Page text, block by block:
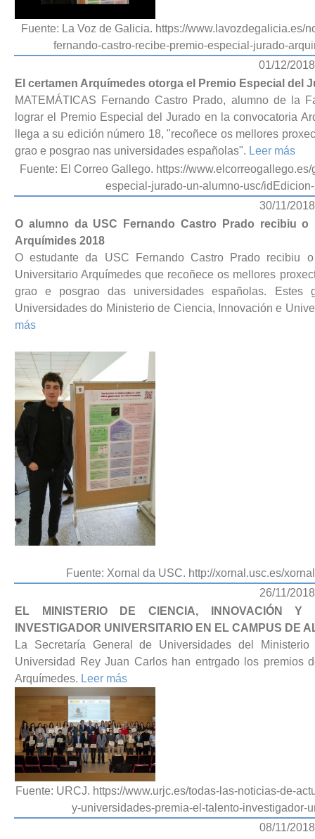
Fuente: La Voz de Galicia. https://www.lavozdegalicia.es/
fernando-castro-recibe-premio-especial-jurado-
01/12/2018
El certamen Arquímedes otorga el Premio Especial del
MATEMÁTICAS Fernando Castro Prado, alumno de la
lograr el Premio Especial del Jurado en la convocatoria
llega a su edición número 18, "recoñece os mellores
grao e posgrao nas universidades españolas". Leer más
Fuente: El Correo Gallego. https://
especial-jurado-un-alumno-usc/
30/11/2018
O alumno da USC Fernando Castro Prado recibiu
Arquímides 2018
O estudante da USC Fernando Castro Prado recibiu
Universitario Arquímedes que recoñece os mellores
grao e posgrao das universidades españolas. Estes
Universidades do Ministerio de Ciencia, Innovación e
más
Fuente: Xornal da USC. http://xornal.usc.es/
26/11/2018
EL MINISTERIO DE CIENCIA, INNOVACIÓN Y
INVESTIGADOR UNIVERSITARIO EN EL CAMPUS DE
La Secretaría General de Universidades del
Universidad Rey Juan Carlos han entrgado los premios
Arquímedes. Leer más
Fuente: URCJ. https://www.urjc.es/todas-las-noticias-de-
y-universidades-premia-el-talento-investigador-
08/11/2018